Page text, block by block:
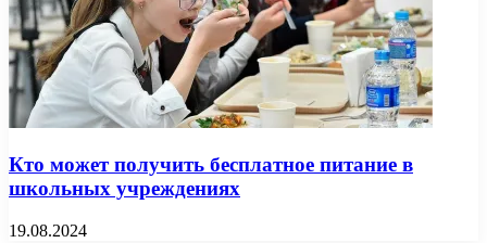
Кто может получить бесплатное питание в
школьных учреждениях
19.08.2024